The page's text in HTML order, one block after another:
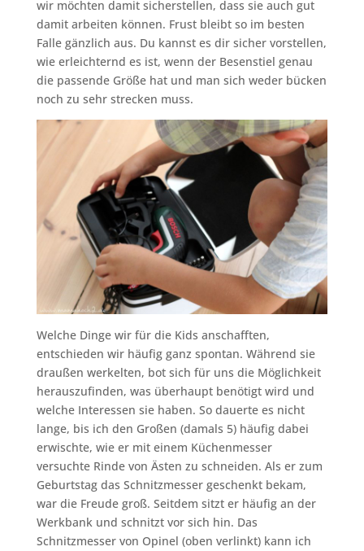
wir möchten damit sicherstellen, dass sie auch gut
damit arbeiten können. Frust bleibt so im besten
Falle gänzlich aus. Du kannst es dir sicher vorstellen,
wie erleichternd es ist, wenn der Besenstiel genau
die passende Größe hat und man sich weder bücken
noch zu sehr strecken muss.
Welche Dinge wir für die Kids anschafften,
entschieden wir häufig ganz spontan. Während sie
draußen werkelten, bot sich für uns die Möglichkeit
herauszufinden, was überhaupt benötigt wird und
welche Interessen sie haben. So dauerte es nicht
lange, bis ich den Großen (damals 5) häufig dabei
erwischte, wie er mit einem Küchenmesser
versuchte Rinde von Ästen zu schneiden. Als er zum
Geburtstag das Schnitzmesser geschenkt bekam,
war die Freude groß. Seitdem sitzt er häufig an der
Werkbank und schnitzt vor sich hin. Das
Schnitzmesser von Opinel (oben verlinkt) kann ich